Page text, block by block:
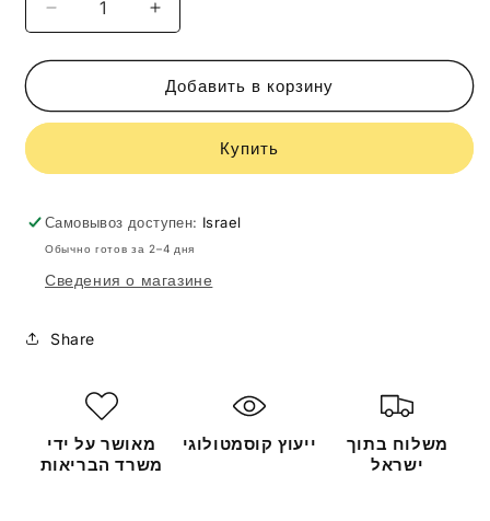
Уменьшить
количество
GiGi
Day
200ml
Увеличить
количество
GiGi
Acnon
Day
Moisturizer
200ml
Добавить в корзину
Купить
Самовывоз доступен: Israel
Обычно готов за 2–4 дня
Сведения о магазине
Share
מאושר על ידי
משרד הבריאות
ייעוץ קוסמטולוגי
משלוח בתוך
ישראל